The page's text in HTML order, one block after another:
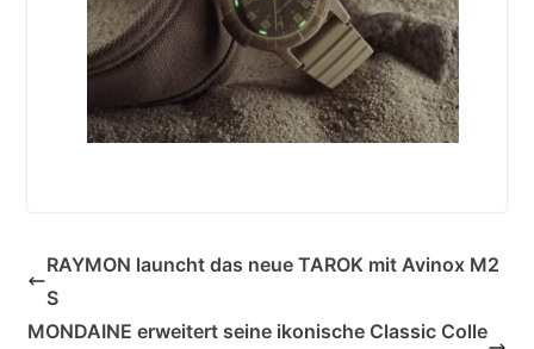
RAYMON launcht das neue TAROK mit Avinox M2
S
MONDAINE erweitert seine ikonische Classic Colle